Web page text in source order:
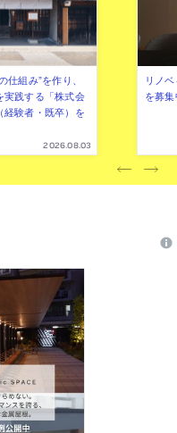
組み”を作り、
実践する「株式会
経験者・既卒）を
2026.08.03
リノ
を募